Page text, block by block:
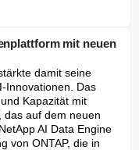
mit neuen
damit seine
Innovationen. Das
Kapazität mit
das auf dem neuen
AI Data Engine
von ONTAP, die in